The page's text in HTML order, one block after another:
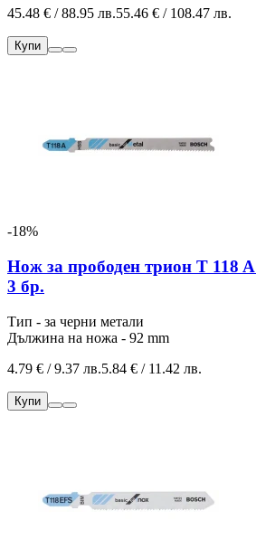
45.48 € / 88.95 лв.55.46 € / 108.47 лв.
Купи
-18%
Нож за прободен трион T 118
3 бр.
Тип - за черни метали
Дължина на ножа - 92 mm
4.79 € / 9.37 лв.5.84 € / 11.42 лв.
Купи